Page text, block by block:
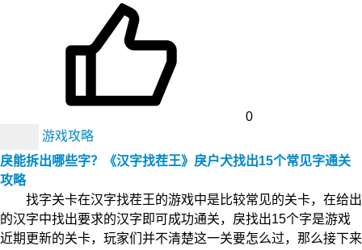
0
游戏攻略
戾能拆出哪些字？《汉字找茬王》戾户犬找出15个常见字通关
攻略
找字关卡在汉字找茬王的游戏中是比较常见的关卡，在给出
的汉字中找出要求的汉字即可成功通关，戾找出15个字是游戏
近期更新的关卡，玩家们并不清楚这一关要怎么过，那么接下来